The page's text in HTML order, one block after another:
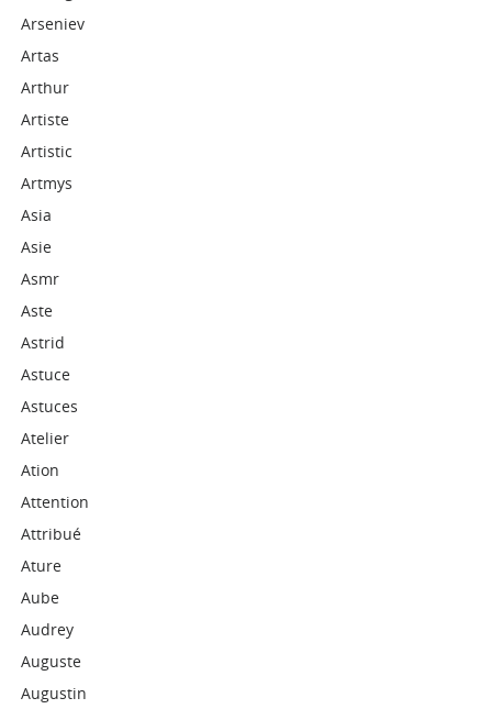
Arseniev
Artas
Arthur
Artiste
Artistic
Artmys
Asia
Asie
Asmr
Aste
Astrid
Astuce
Astuces
Atelier
Ation
Attention
Attribué
Ature
Aube
Audrey
Auguste
Augustin